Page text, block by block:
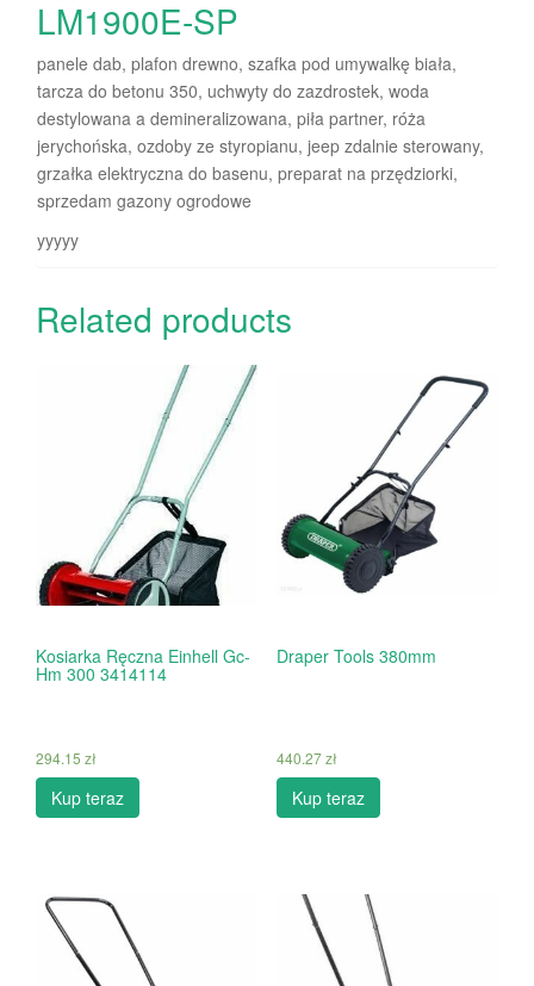
LM1900E-SP
panele dab, plafon drewno, szafka pod umywalkę biała,
tarcza do betonu 350, uchwyty do zazdrostek, woda
destylowana a demineralizowana, piła partner, róża
jerychońska, ozdoby ze styropianu, jeep zdalnie sterowany,
grzałka elektryczna do basenu, preparat na przędziorki,
sprzedam gazony ogrodowe
yyyyy
Related products
Kosiarka Ręczna Einhell Gc-
Hm 300 3414114
294.15 zł
Kup teraz
Draper Tools 380mm
440.27zł
Kup teraz